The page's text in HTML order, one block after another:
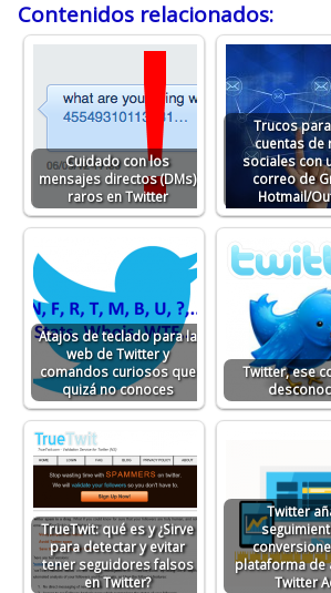
Contenidos relacionados:
Cuidado con los
mensajes directos (DMs)
raros en Twitter
Trucos
cuentas de
sociales con
correo de
Hotmail/
Atajos de teclado para la
web de Twitter y
comandos curiosos que
quizá no conoces
Twitter, ese
TrueTwit: qué es y ¿Sirve
para detectar y evitar
tener seguidores falsos
en Twitter?
Twitter
plataforma de
Twitter